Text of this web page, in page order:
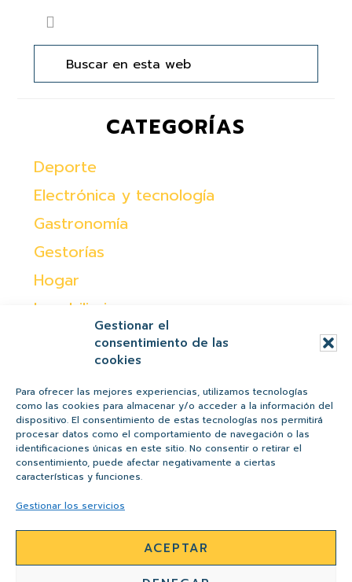
Gestionar el
consentimiento de las
cookies
Para ofrecer las mejores experiencias, utilizamos tecnologías
como las cookies para almacenar y/o acceder a la información del
dispositivo. El consentimiento de estas tecnologías nos permitirá
procesar datos como el comportamiento de navegación o las
identificaciones únicas en este sitio. No consentir o retirar el
consentimiento, puede afectar negativamente a ciertas
características y funciones.
Gestionar los servicios
ACEPTAR
lateral
principal
Buscar
en
web
CATEGORÍAS
Deporte
Electrónica y tecnología
Gastronomía
Gestorías
Hogar
Inmobiliaria
Otras
Peques
Regalos
Salud y belleza
Tiendas